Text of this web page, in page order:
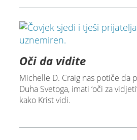
Oči da vidite
Michelle D. Craig nas potiče da
Duha Svetoga, imati ‘oči za
kako Krist vidi.